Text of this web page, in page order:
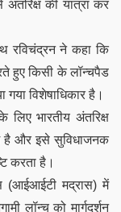
की यात्रा कर
रविचंद्रन ने कहा कि
हुए किसी के लॉन्चपैड
गया विशेषाधिकार है।
लिए भारतीय अंतरिक्ष
है और इसे सुविधाजनक
करता है।
(आईआईटी मद्रास) में
लॉन्च को मार्गदर्शन